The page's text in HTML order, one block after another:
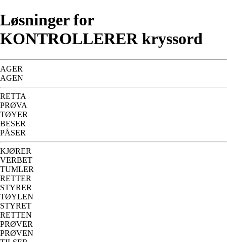
Løsninger for
KONTROLLERER kryssord
AGER
AGEN
RETTA
PRØVA
TØYER
BESER
PÅSER
KJØRER
VERBET
TUMLER
RETTER
STYRER
TØYLEN
STYRET
RETTEN
PRØVER
PRØVEN